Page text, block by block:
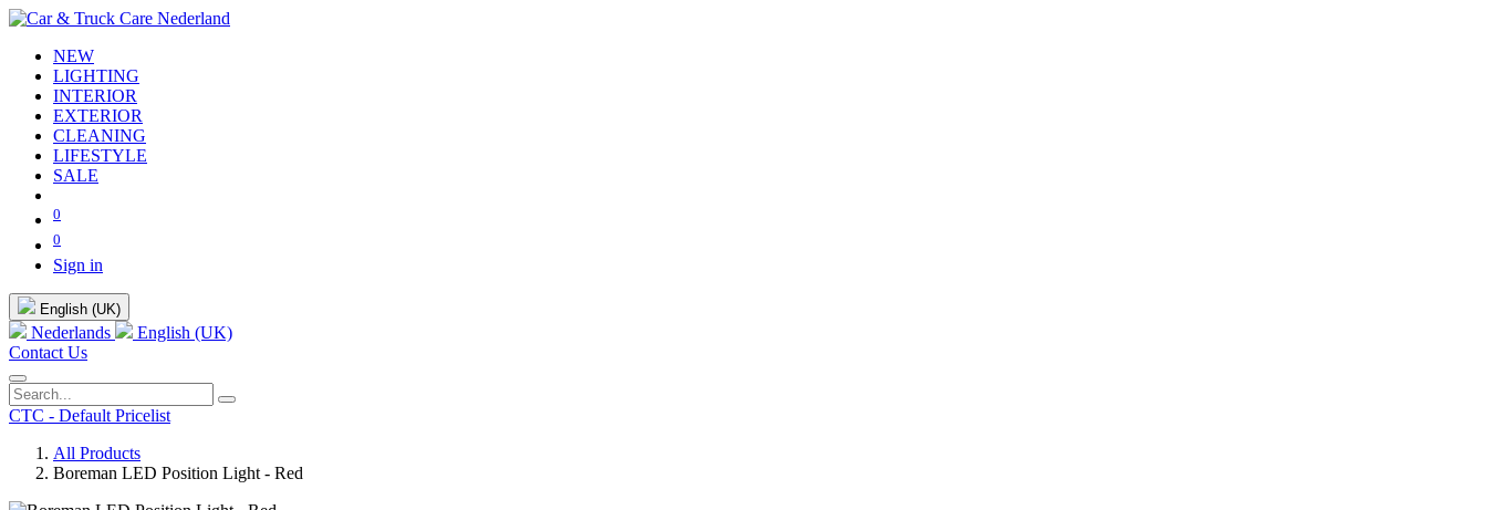
NEW
LIGHTING
INTERIOR
EXTERIOR
CLEANING
LIFESTYLE
SALE
0
0
Sign in
English (UK)
Nederlands
English (UK)
Contact Us
CTC - Default Pricelist
All Products
Boreman LED Position Light - Red